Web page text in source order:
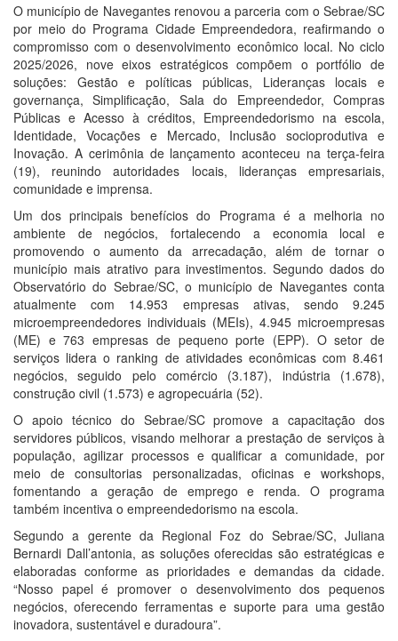
O município de Navegantes renovou a parceria com o Sebrae/SC
por meio do Programa Cidade Empreendedora, reafirmando o
compromisso com o desenvolvimento econômico local. No ciclo
2025/2026, nove eixos estratégicos compõem o portfólio de
soluções: Gestão e políticas públicas, Lideranças locais e
governança, Simplificação, Sala do Empreendedor, Compras
Públicas e Acesso à créditos, Empreendedorismo na escola,
Identidade, Vocações e Mercado, Inclusão socioprodutiva e
Inovação. A cerimônia de lançamento aconteceu na terça-feira
(19), reunindo autoridades locais, lideranças empresariais,
comunidade e imprensa.
Um dos principais benefícios do Programa é a melhoria no
ambiente de negócios, fortalecendo a economia local e
promovendo o aumento da arrecadação, além de tornar o
município mais atrativo para investimentos. Segundo dados do
Observatório do Sebrae/SC, o município de Navegantes conta
atualmente com 14.953 empresas ativas, sendo 9.245
microempreendedores individuais (MEIs), 4.945 microempresas
(ME) e 763 empresas de pequeno porte (EPP). O setor de
serviços lidera o ranking de atividades econômicas com 8.461
negócios, seguido pelo comércio (3.187), indústria (1.678),
construção civil (1.573) e agropecuária (52).
O apoio técnico do Sebrae/SC promove a capacitação dos
servidores públicos, visando melhorar a prestação de serviços à
população, agilizar processos e qualificar a comunidade, por
meio de consultorias personalizadas, oficinas e workshops,
fomentando a geração de emprego e renda. O programa
também incentiva o empreendedorismo na escola.
Segundo a gerente da Regional Foz do Sebrae/SC, Juliana
Bernardi Dall’antonia, as soluções oferecidas são estratégicas e
elaboradas conforme as prioridades e demandas da cidade.
“Nosso papel é promover o desenvolvimento dos pequenos
negócios, oferecendo ferramentas e suporte para uma gestão
inovadora, sustentável e duradoura”.